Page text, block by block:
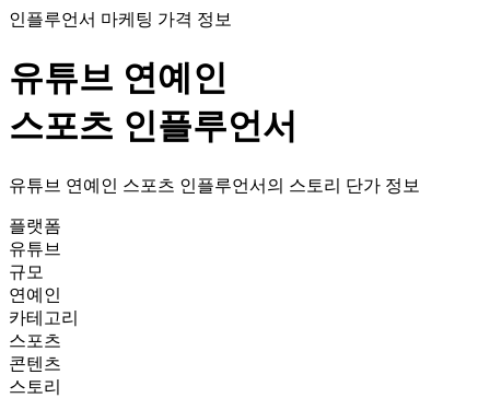
인플루언서 마케팅 가격 정보
유튜브 연예인
스포츠 인플루언서
유튜브 연예인 스포츠 인플루언서의 스토리 단가 정보
플랫폼
유튜브
규모
연예인
카테고리
스포츠
콘텐츠
스토리